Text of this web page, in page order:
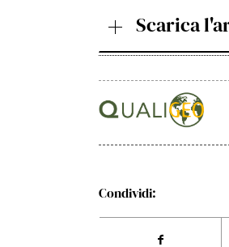
Scarica
Condividi: